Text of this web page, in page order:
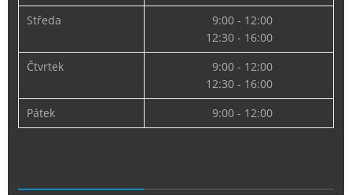
Středa
9:00 - 12:00
12:30 - 16:00
Čtvrtek
9:00 - 12:00
12:30 - 16:00
Pátek
9:00 - 12:00